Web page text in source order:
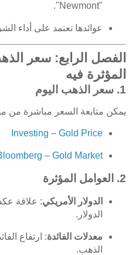
"Newmont".
عوائدها تعتمد على أداء
الفصل الرابع: سعر
المؤثرة فيه
1. سعر الذهب اليوم
يمكن متابعة السعر مباشرة من
Investing – Gold Price
– Gold Market
2. العوامل المؤثرة
الدولار الأمريكي: علاقة
الدولار.
معدلات الفائدة: ارتفاع
الذهب.